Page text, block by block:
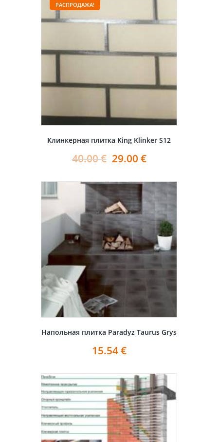
РАСПРОДАЖА!
Клинкерная плитка King Klinker S12
40.00€ 29.00 €
Напольная плитка Paradyz Taurus Grys
15.54€